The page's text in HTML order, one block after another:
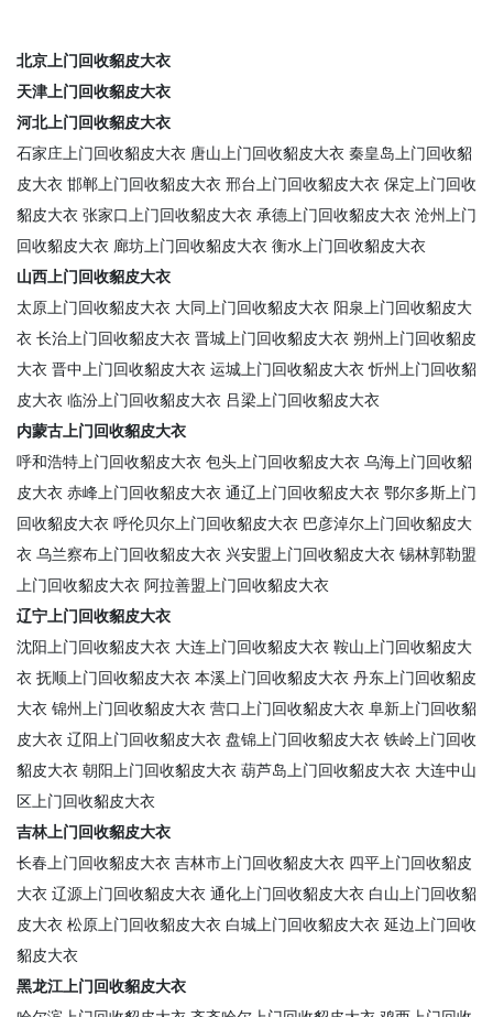
北京上门回收貂皮大衣
天津上门回收貂皮大衣
河北上门回收貂皮大衣
石家庄上门回收貂皮大衣 唐山上门回收貂皮大衣 秦皇岛上门回收貂
皮大衣 邯郸上门回收貂皮大衣 邢台上门回收貂皮大衣 保定上门回收
貂皮大衣 张家口上门回收貂皮大衣 承德上门回收貂皮大衣 沧州上门
回收貂皮大衣 廊坊上门回收貂皮大衣 衡水上门回收貂皮大衣
山西上门回收貂皮大衣
太原上门回收貂皮大衣 大同上门回收貂皮大衣 阳泉上门回收貂皮大
衣 长治上门回收貂皮大衣 晋城上门回收貂皮大衣 朔州上门回收貂皮
大衣 晋中上门回收貂皮大衣 运城上门回收貂皮大衣 忻州上门回收貂
皮大衣 临汾上门回收貂皮大衣 吕梁上门回收貂皮大衣
内蒙古上门回收貂皮大衣
呼和浩特上门回收貂皮大衣 包头上门回收貂皮大衣 乌海上门回收貂
皮大衣 赤峰上门回收貂皮大衣 通辽上门回收貂皮大衣 鄂尔多斯上门
回收貂皮大衣 呼伦贝尔上门回收貂皮大衣 巴彦淖尔上门回收貂皮大
衣 乌兰察布上门回收貂皮大衣 兴安盟上门回收貂皮大衣 锡林郭勒盟
上门回收貂皮大衣 阿拉善盟上门回收貂皮大衣
辽宁上门回收貂皮大衣
沈阳上门回收貂皮大衣 大连上门回收貂皮大衣 鞍山上门回收貂皮大
衣 抚顺上门回收貂皮大衣 本溪上门回收貂皮大衣 丹东上门回收貂皮
大衣 锦州上门回收貂皮大衣 营口上门回收貂皮大衣 阜新上门回收貂
皮大衣 辽阳上门回收貂皮大衣 盘锦上门回收貂皮大衣 铁岭上门回收
貂皮大衣 朝阳上门回收貂皮大衣 葫芦岛上门回收貂皮大衣 大连中山
区上门回收貂皮大衣
吉林上门回收貂皮大衣
长春上门回收貂皮大衣 吉林市上门回收貂皮大衣 四平上门回收貂皮
大衣 辽源上门回收貂皮大衣 通化上门回收貂皮大衣 白山上门回收貂
皮大衣 松原上门回收貂皮大衣 白城上门回收貂皮大衣 延边上门回收
貂皮大衣
黑龙江上门回收貂皮大衣